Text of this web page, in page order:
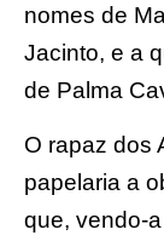
nomes de
Jacinto, e a
de Palma
O rapaz dos
papelaria a
que, vendo-